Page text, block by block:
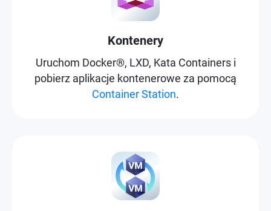
Kontenery
Uruchom Docker®, LXD, Kata Containers i
pobierz aplikacje kontenerowe za pomocą
Container Station.